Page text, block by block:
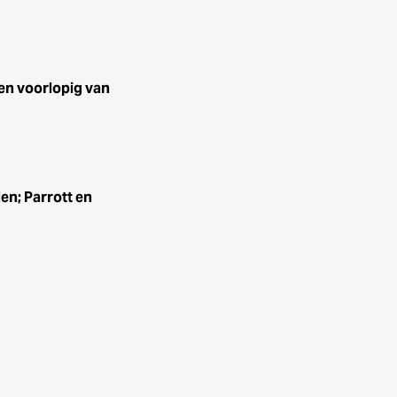
voorlopig van
Parrott en